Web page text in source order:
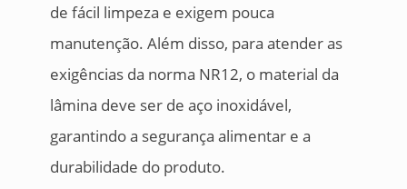
de fácil limpeza e exigem pouca
manutenção. Além disso, para atender as
exigências da norma NR12, o material da
lâmina deve ser de aço inoxidável,
garantindo a segurança alimentar e a
durabilidade do produto.